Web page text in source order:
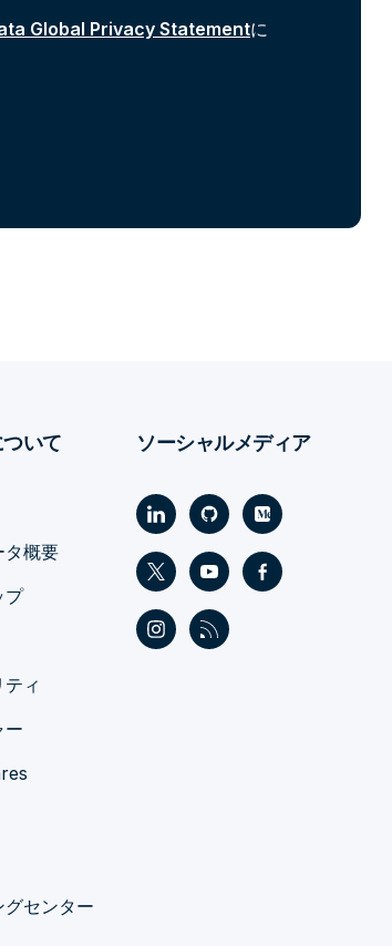
Global Privacy Statementに
いて
タ概要
プ
ィ
ー
センター
ソーシャルメディア